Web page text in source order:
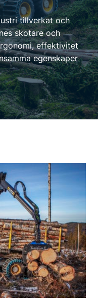
tillverkat och
skotare och
effektivitet
egenskaper